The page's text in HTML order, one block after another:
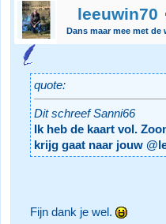
leeuwin70
Dans maar mee met de
quote:
Dit schreef Sanni66
Ik heb de kaart vol.
krijg gaat naar jouw
Fijn dank je wel.